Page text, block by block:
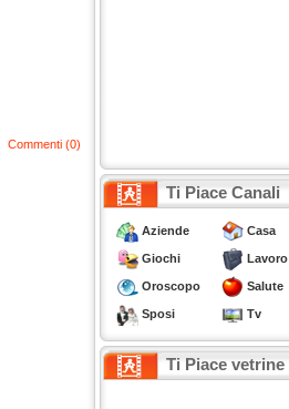
Commenti (0)
Ti Piace Canali
Aziende Casa
Giochi Lavoro
Oroscopo Salute
Sposi Tv
Ti Piace vetrine